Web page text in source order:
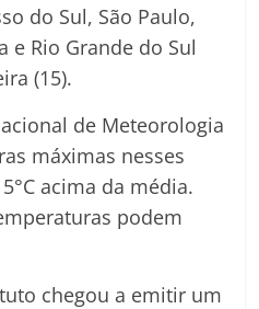
do Sul, São Paulo,
e Rio Grande do Sul
(15).
de Meteorologia
máximas nesses
acima da média.
podem
chegou a emitir um